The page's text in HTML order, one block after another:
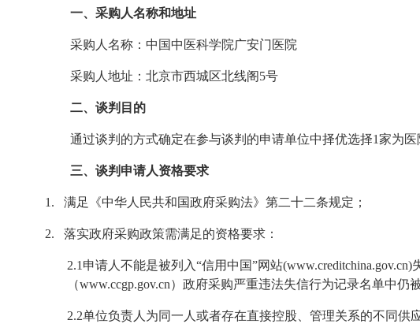
一、采购人名称和地址
采购人名称：中国中医科学院广安门医院
采购人地址：北京市西城区北线阁5号
二、谈判目的
通过谈判的方式确定在参与谈判的申请单位中择优选择1家为医
三、谈判申请人资格要求
1. 满足《中华人民共和国政府采购法》第二十二条规定；
2. 落实政府采购政策需满足的资格要求：
2.1 申请人不能是被列入“信用中国”网站(www.creditchina.gov.cn)
（www.ccgp.gov.cn）政府采购严重违法失信行为记录名单中仍
2.2单位负责人为同一人或者存在直接控股、管理关系的不同供